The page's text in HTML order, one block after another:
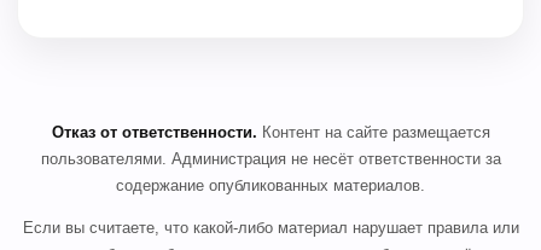
Отказ от ответственности. Контент на сайте размещается
пользователями. Администрация не несёт ответственности за
содержание опубликованных материалов.
Если вы считаете, что какой-либо материал нарушает правила или